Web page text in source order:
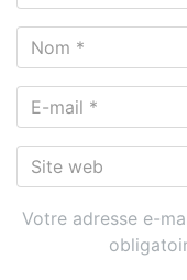
Nom
*
E-
mail
*Site
web
Votre adresse e-